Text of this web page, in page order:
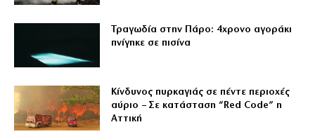
Τραγωδία στην Πάρο: 4χρονο αγοράκι
πνίγηκε σε πισίνα
Κίνδυνος πυρκαγιάς σε πέντε περιοχές
αύριο – Σε κατάσταση “Red Code” η
Αττική